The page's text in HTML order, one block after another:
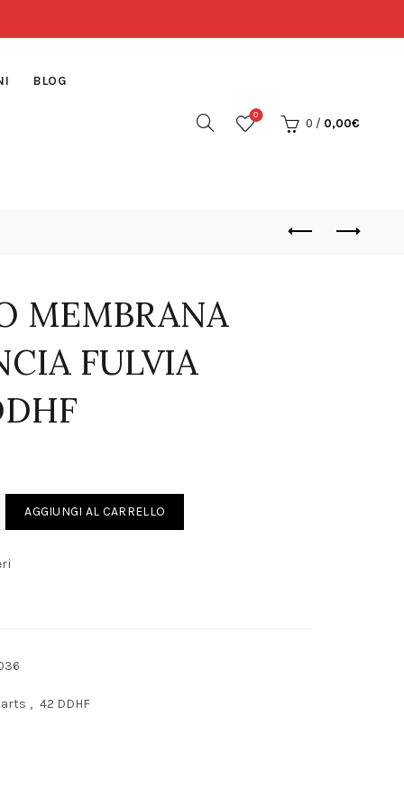
BLOG
0
0 / 0,00€
MEMBRANA
FULVIA
AGGIUNGI AL CARRELLO
, 42 DDHF